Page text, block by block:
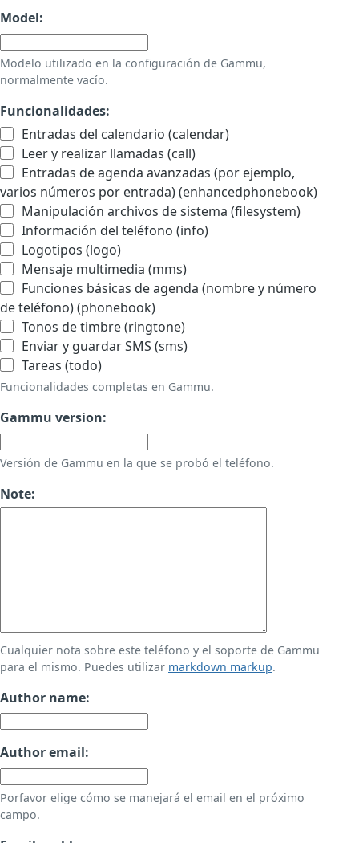
Model:
Modelo utilizado en la configuración de Gammu,
normalmente vacío.
Funcionalidades:
Entradas del calendario (calendar)
Leer y realizar llamadas (call)
Entradas de agenda avanzadas (por ejemplo,
varios números por entrada) (enhancedphonebook)
Manipulación archivos de sistema (filesystem)
Información del teléfono (info)
Logotipos (logo)
Mensaje multimedia (mms)
Funciones básicas de agenda (nombre y número
de teléfono) (phonebook)
Tonos de timbre (ringtone)
Enviar y guardar SMS (sms)
Tareas (todo)
Funcionalidades completas en Gammu.
Gammu version:
Versión de Gammu en la que se probó el teléfono.
Note:
Cualquier nota sobre este teléfono y el soporte de Gammu
para el mismo. Puedes utilizar markdown markup.
Author name:
Author email:
Porfavor elige cómo se manejará el email en el próximo
campo.